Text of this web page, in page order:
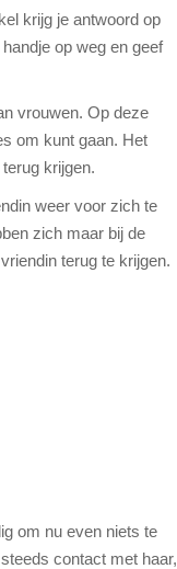
krijg je antwoord op
op weg en geef
vrouwen. Op deze
om kunt gaan. Het
krijgen.
weer voor zich te
zich maar bij de
terug te krijgen.
om nu even niets te
contact met haar,